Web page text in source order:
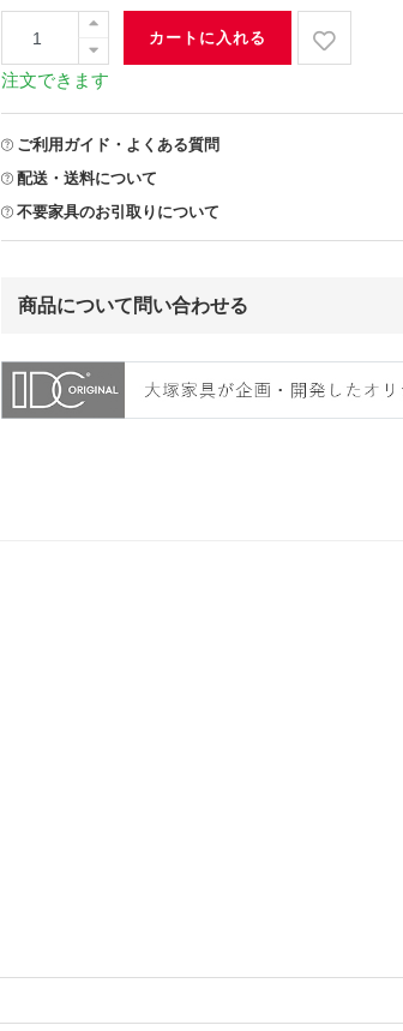
カートに入れる
注文できます
ご利用ガイド・よくある質問
配送・送料について
不要家具のお引取りについて
商品について問い合わせる